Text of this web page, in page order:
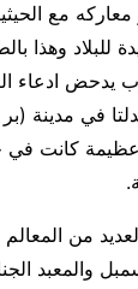
معاركه مع
للبلاد وهذا
يدحض ادعاء
في مدينة
عظيمة كانت
من المعالم
والمعبد